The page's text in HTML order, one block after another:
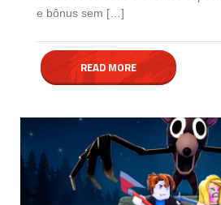
e bônus sem […]
READ MORE